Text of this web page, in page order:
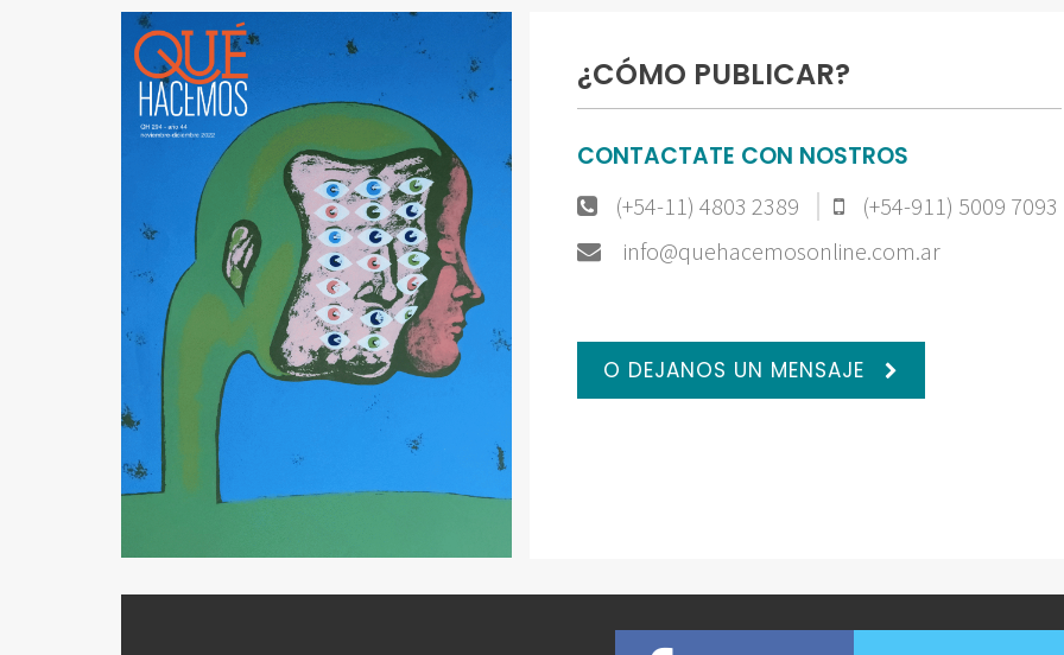
¿CÓMO PUBLICAR?
CONTACTATE CON NOSTROS
(+54-11) 4803 2389
(+54-911) 5009 7093
info@quehacemosonline.com.ar
O DEJANOS UN MENSAJE